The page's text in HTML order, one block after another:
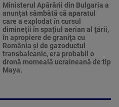
Ministerul Apărării din Bulgaria a
anunţat sâmbătă că aparatul
care a explodat în cursul
dimineţii în spaţiul aerian al ţării,
în apropiere de graniţa cu
România şi de gazoductul
transbalcanic, era probabil o
dronă momeală ucraineană de tip
Maya.